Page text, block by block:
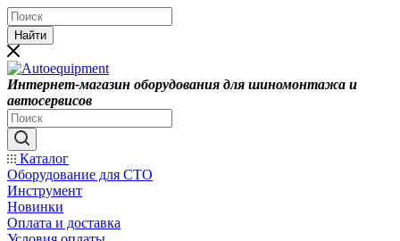
Найти
Интернет-магазин оборудования для шиномонтажа и
автосервисов
Каталог
Оборудование для СТО
Инструмент
Новинки
Оплата и доставка